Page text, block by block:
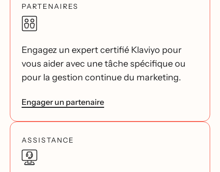
PARTENAIRES
Engagez un expert certifié Klaviyo pour
vous aider avec une tâche spécifique ou
pour la gestion continue du marketing.
Engager un partenaire
ASSISTANCE